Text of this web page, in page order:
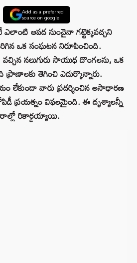
Add as a preferred
source on google
ఎలాంటి ఆపద నుంచైనా గట్టెక్కవచ్చని
ఒక సంఘటన నిరూపించింది.
నలుగురు సాయుధ దొంగలను, ఒక
తెగించి ఎదుర్కొన్నారు.
లేకుండా వారు ప్రదర్శించిన అసాధారణ
ప్రయత్నం విఫలమైంది. ఈ దృశ్యాలన్నీ
రికార్డయ్యాయి.